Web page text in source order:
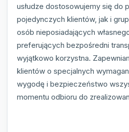
usłudze dostosowujemy się do
pojedynczych klientów, jak i
osób nieposiadających
preferujących bezpośredni
wyjątkowo korzystna.
klientów o specjalnych
wygodę i bezpieczeństwo
momentu odbioru do